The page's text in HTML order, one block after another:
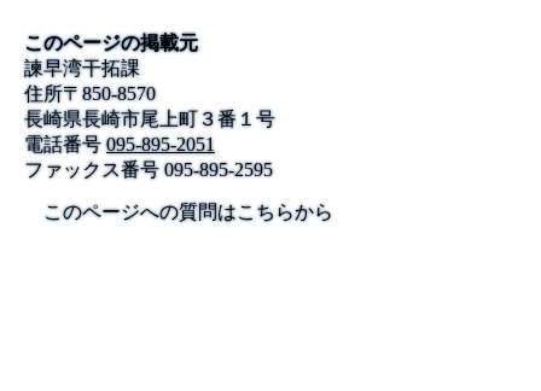
このページの掲載元
諫早湾干拓課
住所〒850-8570
長崎県長崎市尾上町３番１号
電話番号 095-895-2051
ファックス番号095-895-2595
このページへの質問はこちらから